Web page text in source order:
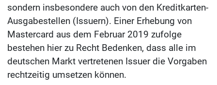
sondern insbesondere auch von den Kreditkarten-
Ausgabestellen (Issuern). Einer Erhebung von
Mastercard aus dem Februar 2019 zufolge
bestehen hier zu Recht Bedenken, dass alle im
deutschen Markt vertretenen Issuer die Vorgaben
rechtzeitig umsetzen können.